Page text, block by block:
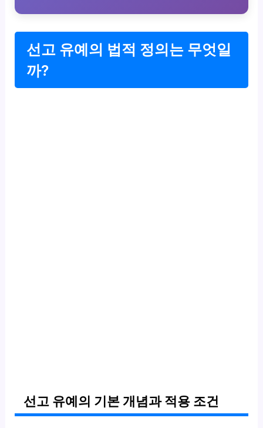
선고 유예의 법적 정의는 무엇일
까?
선고 유예의 기본 개념과 적용 조건